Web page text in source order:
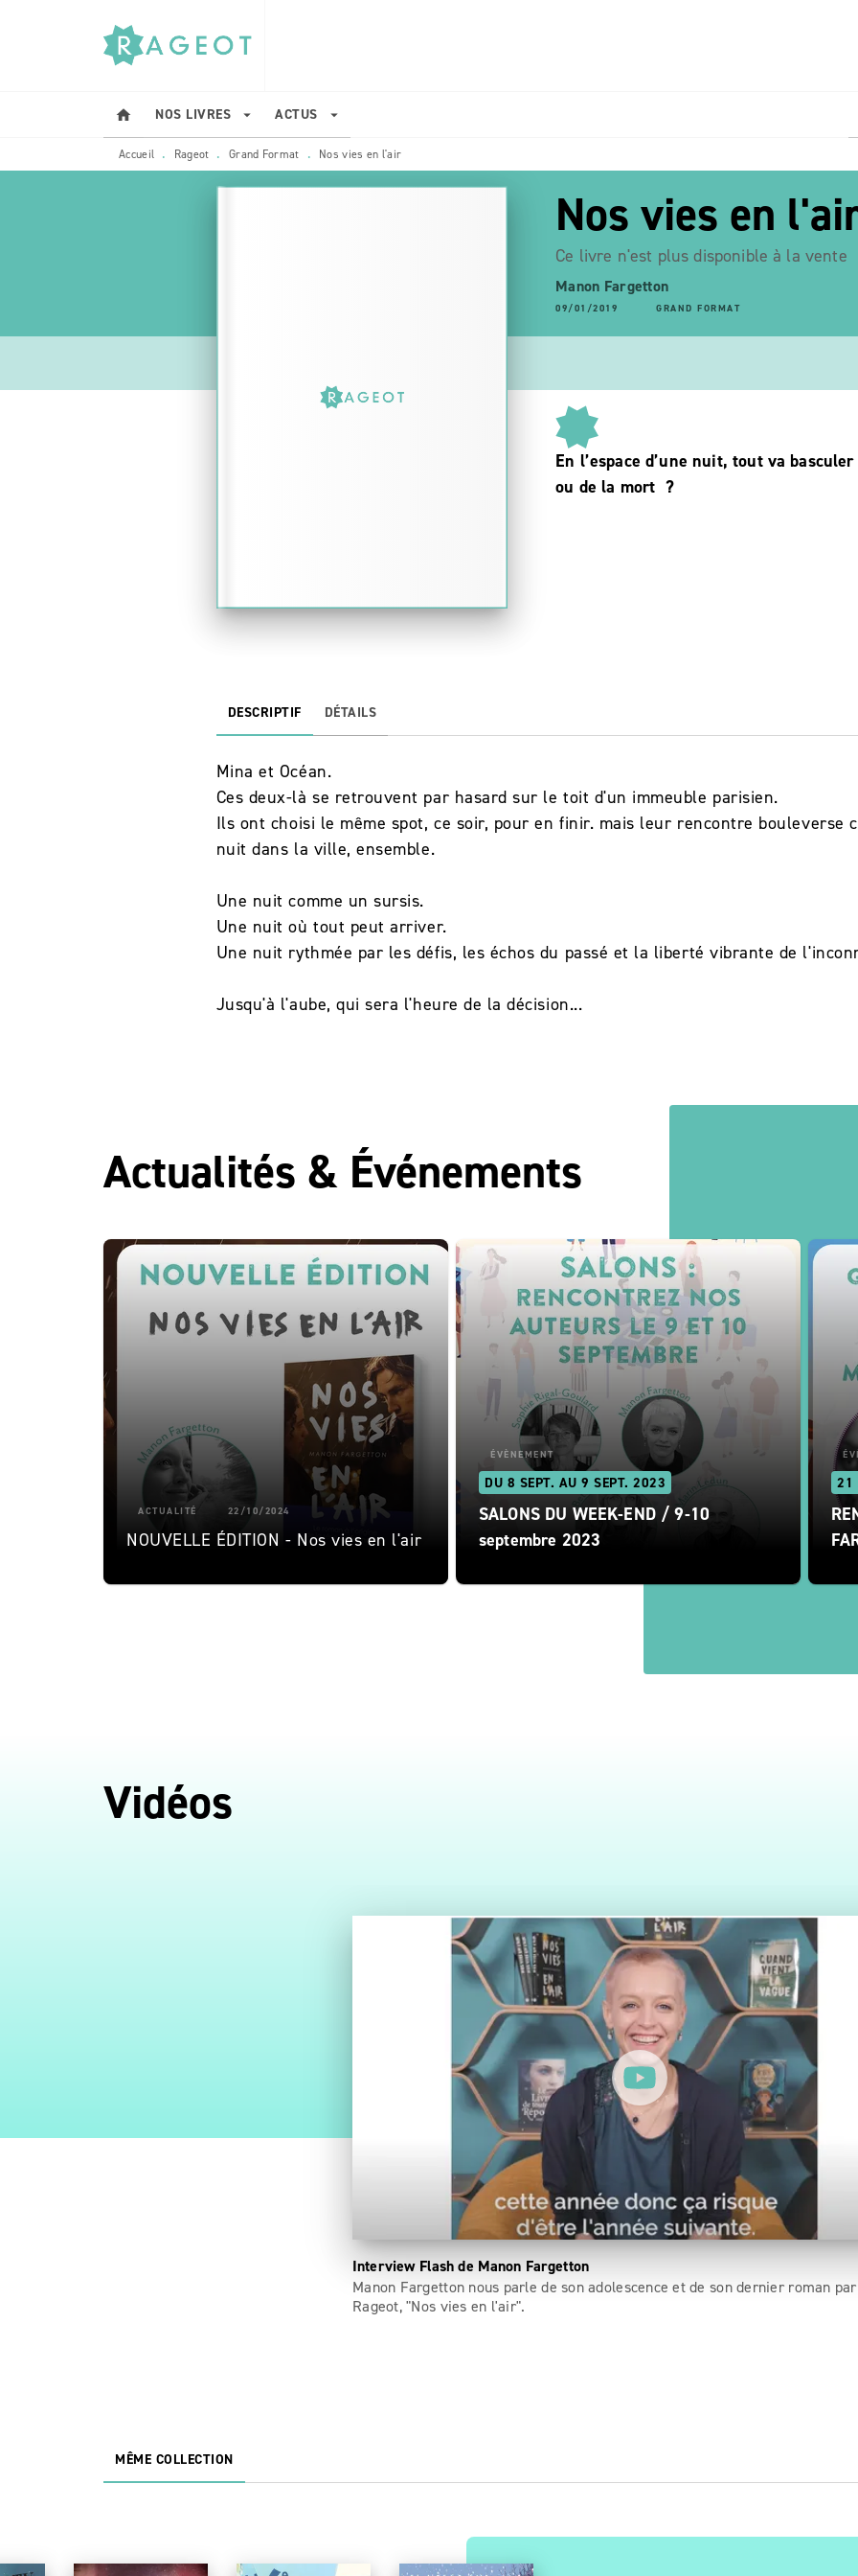
MENU RECHERCHE
home NOS LIVRES arrow_drop_down ACTUS arrow_drop_down
Accueil • Rageot • Grand Format • Nos vies en l'air
Nos vies en
Ce livre n'est plus disponible à la vente
Manon Fargetton
09/01/2019 GRAND FORMAT
En l’espace d’une nuit, tout va
ou de la mort ?
DESCRIPTIF DÉTAILS
Mina et Océan.
Ces deux-là se retrouvent par hasard sur le toit d'un immeuble parisien.
Ils ont choisi le même spot, ce soir, pour en finir. mais leur rencontre bouleverse
nuit dans la ville, ensemble.
Une nuit comme un sursis.
Une nuit où tout peut arriver.
Une nuit rythmée par les défis, les échos du passé et la liberté vibrante de
Jusqu'à l'aube, qui sera l'heure de la décision...
Actualités & Événements
ACTUALITÉ 22/10/2024
NOUVELLE ÉDITION - Nos vies en l'air
ÉVÈNEMENT
DU 8 SEPT. AU 9 SEPT. 2023
SALONS DU WEEK-END / 9-10
septembre 2023
21
Vidéos
Interview Flash de Manon Fargetton
Manon Fargetton nous parle de son adolescence et de son dernier roman
Rageot, "Nos vies en l'air".
MÊME COLLECTION